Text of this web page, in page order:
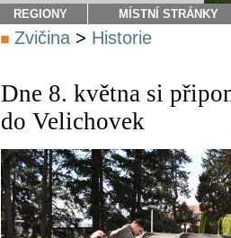
REGIONY MÍSTNÍ STRÁNKY
Zvičina > Historie
Dne 8. května si
do Velichovek